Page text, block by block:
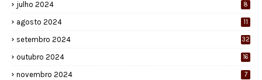
julho 2024 8
agosto 2024 11
setembro 2024 32
outubro 2024 16
novembro 2024 7